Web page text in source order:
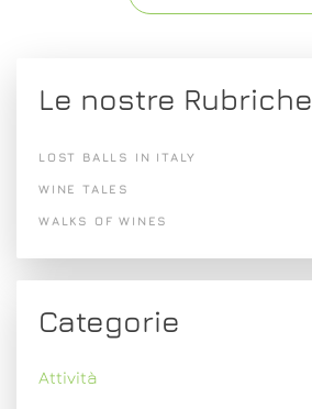
Le nostre Rubriche
LOST BALLS IN ITALY
WINE TALES
WALKS OF WINES
Categorie
Attività